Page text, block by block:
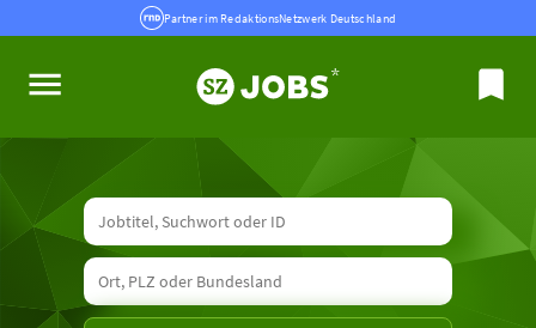
Partner im RedaktionsNetzwerk Deutschland